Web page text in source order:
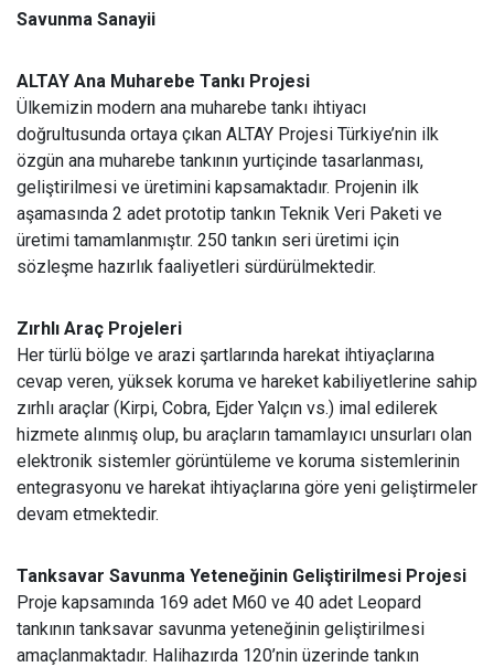
Savunma Sanayii
ALTAY Ana Muharebe Tankı Projesi
Ülkemizin modern ana muharebe tankı ihtiyacı
doğrultusunda ortaya çıkan ALTAY Projesi Türkiye’nin ilk
özgün ana muharebe tankının yurtiçinde tasarlanması,
geliştirilmesi ve üretimini kapsamaktadır. Projenin ilk
aşamasında 2 adet prototip tankın Teknik Veri Paketi ve
üretimi tamamlanmıştır. 250 tankın seri üretimi için
sözleşme hazırlık faaliyetleri sürdürülmektedir.
Zırhlı Araç Projeleri
Her türlü bölge ve arazi şartlarında harekat ihtiyaçlarına
cevap veren, yüksek koruma ve hareket kabiliyetlerine sahip
zırhlı araçlar (Kirpi, Cobra, Ejder Yalçın vs.) imal edilerek
hizmete alınmış olup, bu araçların tamamlayıcı unsurları olan
elektronik sistemler görüntüleme ve koruma sistemlerinin
entegrasyonu ve harekat ihtiyaçlarına göre yeni geliştirmeler
devam etmektedir.
Tanksavar Savunma Yeteneğinin Geliştirilmesi Projesi
Proje kapsamında 169 adet M60 ve 40 adet Leopard
tankının tanksavar savunma yeteneğinin geliştirilmesi
amaçlanmaktadır. Halihazırda 120’nin üzerinde tankın